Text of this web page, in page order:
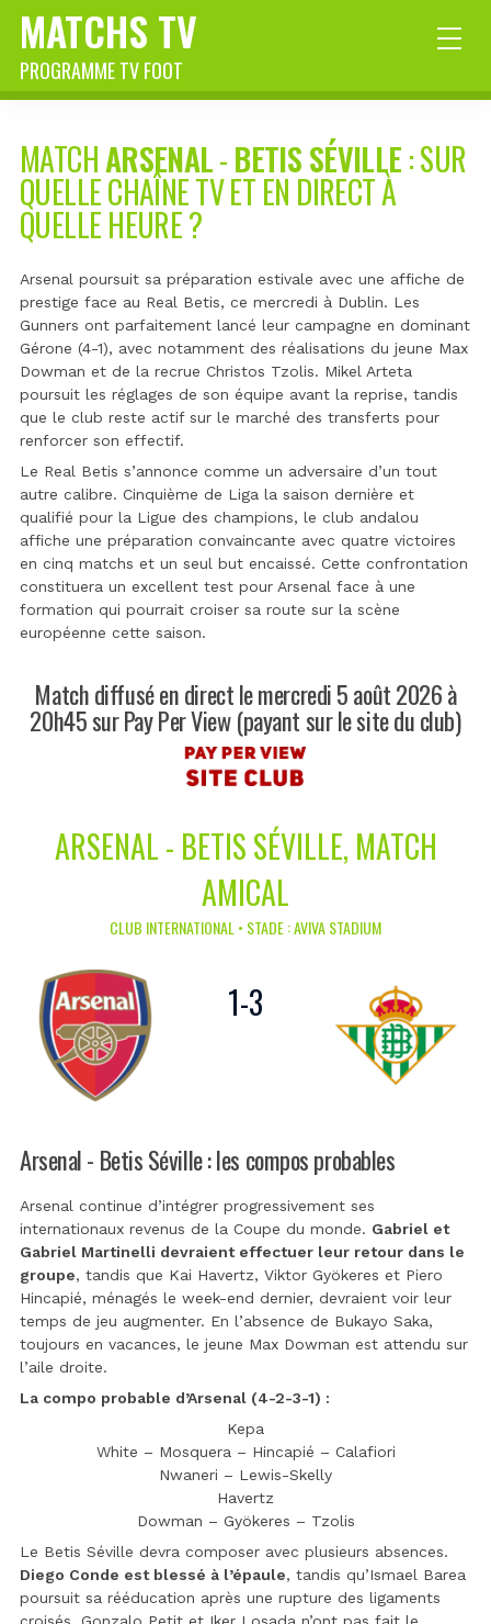
MATCHS TV
PROGRAMME TV FOOT
MATCHARSENAL-BETIS SÉVILLE: SUR
QUELLE CHAÎNE TV ET EN DIRECT À
QUELLE HEURE ?
Arsenal poursuit sa préparation estivale avec une affiche de
prestige face au Real Betis, ce mercredi à Dublin. Les
Gunners ont parfaitement lancé leur campagne en dominant
Gérone (4-1), avec notamment des réalisations du jeune Max
Dowman et de la recrue Christos Tzolis. Mikel Arteta
poursuit les réglages de son équipe avant la reprise, tandis
que le club reste actif sur le marché des transferts pour
renforcer son effectif.
Le Real Betis s’annonce comme un adversaire d’un tout
autre calibre. Cinquième de Liga la saison dernière et
qualifié pour la Ligue des champions, le club andalou
affiche une préparation convaincante avec quatre victoires
en cinq matchs et un seul but encaissé. Cette confrontation
constituera un excellent test pour Arsenal face à une
formation qui pourrait croiser sa route sur la scène
européenne cette saison.
Match diffusé en direct le mercredi 5 août 2026 à
20h45 sur Pay Per View (payant sur le site du club)
ARSENAL - BETIS SÉVILLE, MATCH
AMICAL
CLUB INTERNATIONAL • STADE : AVIVA STADIUM
1-3
Arsenal - Betis Séville : les compos probables
Arsenal continue d’intégrer progressivement ses
internationaux revenus de la Coupe du monde. Gabriel et
Gabriel Martinelli devraient effectuer leur retour dans le
groupe, tandis que Kai Havertz, Viktor Gyökeres et Piero
Hincapié, ménagés le week-end dernier, devraient voir leur
temps de jeu augmenter. En l’absence de Bukayo Saka,
toujours en vacances, le jeune Max Dowman est attendu sur
l’aile droite.
La compo probable d’Arsenal (4-2-3-1) :
Kepa
White – Mosquera – Hincapié – Calafiori
Nwaneri – Lewis-Skelly
Havertz
Dowman – Gyökeres – Tzolis
Le Betis Séville devra composer avec plusieurs absences.
Diego Conde est blessé à l’épaule, tandis qu’Ismael Barea
poursuit sa rééducation après une rupture des ligaments